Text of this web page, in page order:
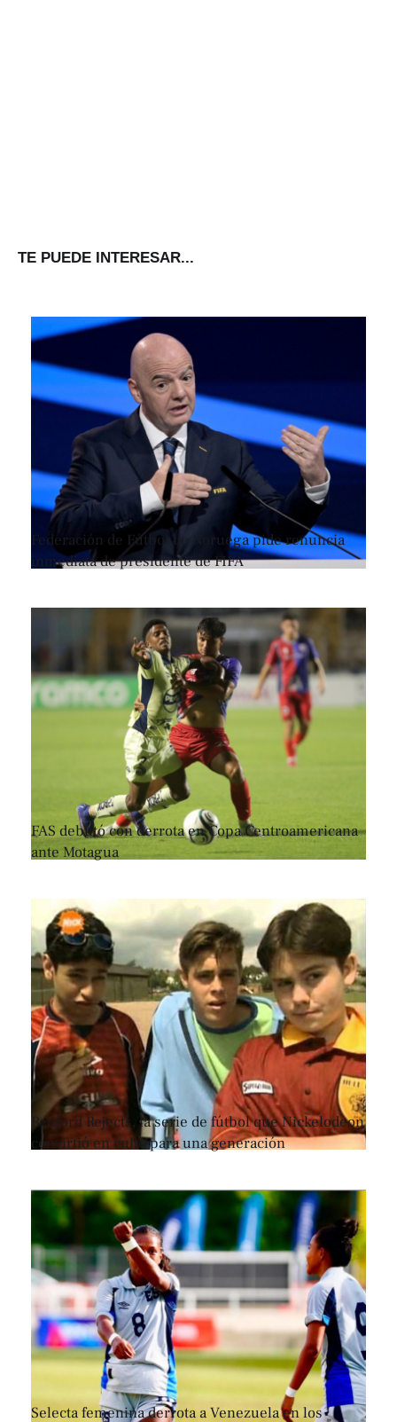
TE PUEDE INTERESAR...
Federación de Fútbol de Noruega pide renuncia
inmediata de presidente de FIFA
FAS debutó con derrota en Copa Centroamericana
ante Motagua
Renford Rejects, la serie de fútbol que Nickelodeon
convirtió en culto para una generación
Selecta femenina derrota a Venezuela en los